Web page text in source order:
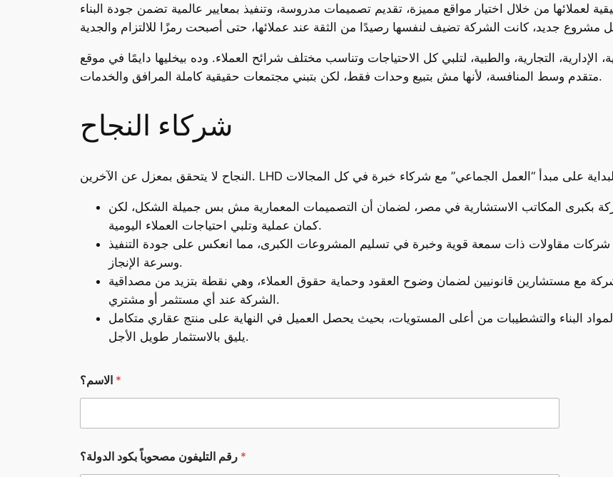
لعملائها من خلال اختيار مواقع مميزة، تقديم تصميمات مدروسة، وتنفيذ بمعايير عالمية تضمن جودة البناء
التجارية، والطبية، لتلبي كل الاحتياجات وتناسب مختلف شرائح العملاء. وده بيخليها دايمًا في موقع
متقدم وسط المنافسة، لأنها مش بتبيع وحدات فقط، لكن بتبني مجتمعات حقيقية كاملة المرافق والخدمات.
شركاء النجاح
بكبرى المكاتب الاستشارية في مصر، لضمان أن التصميمات المعمارية مش بس جميلة الشكل، لكن
كمان عملية وتلبي احتياجات العملاء اليومية.
شركات مقاولات ذات سمعة قوية وخبرة في تسليم المشروعات الكبرى، مما انعكس على جودة التنفيذ
وسرعة الإنجاز.
مع مستشارين قانونيين لضمان وضوح العقود وحماية حقوق العملاء، وهي نقطة بتزيد من مصداقية
الشركة عند أي مستثمر أو مشتري.
البناء والتشطيبات من أعلى المستويات، بحيث يحصل العميل في النهاية على منتج عقاري متكامل
يليق بالاستثمار طويل الأجل.
ك
و
ق
م
*
*